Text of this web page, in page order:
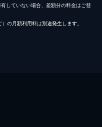
していない場合、差額分の料金はご登
の月額利用料は別途発生します。